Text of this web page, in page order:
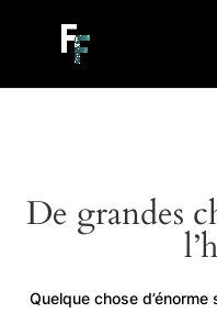
De grandes
Quelque chose